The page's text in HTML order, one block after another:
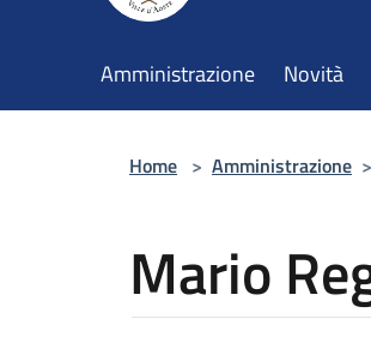
Amministrazione Novità
Home > Amministrazione >
Mario